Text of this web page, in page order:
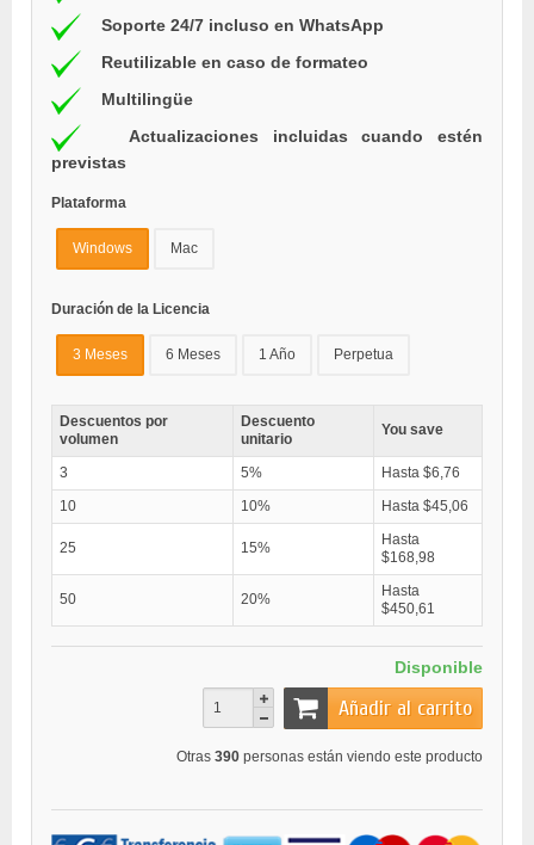
Soporte 24/7 incluso en WhatsApp
Reutilizable en caso de formateo
Multilingüe
Actualizaciones incluidas cuando estén
previstas
Plataforma
Windows Mac
Duración de la Licencia
3 Meses 6 Meses 1 Año Perpetua
Descuentos por
volumen
Descuento
unitario
You save
3 5%
Hasta $6,76
10
10% Hasta $45,06
25 15%
Hasta
$168,98
50 20%
Hasta
$450,61
Disponible
Añadir al carrito
Otras 390 personas están viendo este producto